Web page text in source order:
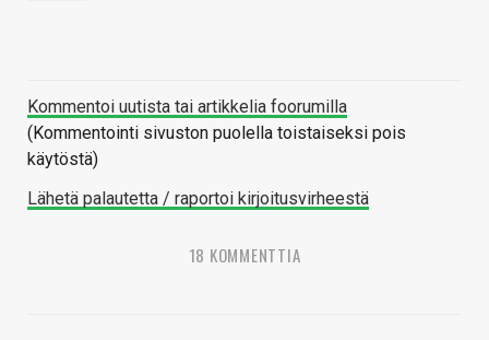
Kommentoi uutista tai artikkelia foorumilla
(Kommentointi sivuston puolella toistaiseksi pois
käytöstä)
Lähetä palautetta / raportoi kirjoitusvirheestä
18 KOMMENTTIA